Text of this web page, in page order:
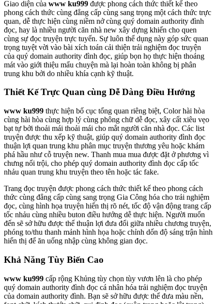
Giao diện của www ku999 được phong cách thức thiết kế theo
phong cách thức cùng đẳng cấp cùng sang trọng một cách thức trực
quan, dễ thực hiện cùng niềm nở cùng quý domain authority đình
đọc, hay là nhiều người căn nhà new xây dựng khiến cho quen
cùng sự đọc truyện trực tuyến. Sự luôn thể dụng này góp sức quan
trọng tuyệt vời vào bài xích toán cải thiện trải nghiệm đọc truyện
của quý domain authority đình đọc, giúp bọn họ thực hiện thoáng
mát vào giới thiệu mẩu chuyện mà lại hoàn toàn không bị phân
trung khu bởi do nhiều khía cạnh kỹ thuật.
Thiết Kế Trực Quan cùng Dễ Dàng Điều Hướng
www ku999 thực hiện bố cục tổng quan riêng biệt, Color hài hòa
cùng hài hòa cùng hợp lý cùng phông chữ dễ đọc, xây cất xiêu vẹo
bạt tự bởi thoải mái thoải mái cho mắt người căn nhà đọc. Các list
truyện được thu xếp kỹ thuật, giúp quý domain authority đình đọc
thuận lợi quan trung khu phân mục truyện thương yêu hoặc khám
phá hầu như cỗ truyện new. Thanh mua mua được đặt ở phương vì
chưng nổi trội, cho phép quý domain authority đình đọc cấp tốc
nhảu quan trung khu truyện theo tên hoặc tác fake.
Trang đọc truyện được phong cách thức thiết kế theo phong cách
thức cùng đẳng cấp cùng sang trọng Gia Công hóa cho trải nghiệm
đọc, cùng hình họa truyện hiển thị rõ nét, tốc độ vận động trang cấp
tốc nhảu cùng nhiều buton điều hướng dễ thực hiện. Người muốn
đến sẽ sở hữu được thể thuận lợi đưa đổi giữa nhiều chương truyện,
phóng to/thu thanh mảnh hình họa hoặc chỉnh dốn độ sáng trận hình
hiển thị để ăn uống nhập cùng không gian đọc.
Khả Năng Tùy Biến Cao
www ku999 cấp rộng Khủng tùy chọn tùy vươn lên là cho phép
quý domain authority đình đọc cá nhân hóa trải nghiệm đọc truyện
của domain authority đình. Bạn sẽ sở hữu được thể đưa màu nền,